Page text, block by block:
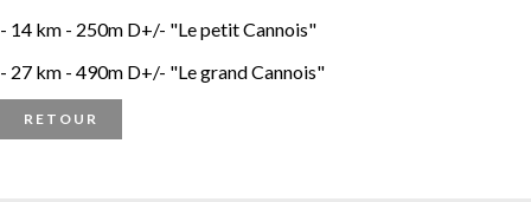
- 14 km - 250m D+/- "Le petit Cannois"
- 27 km - 490m D+/- "Le grand Cannois"
RETOUR